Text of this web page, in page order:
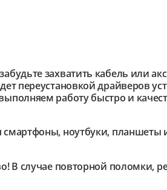
захватить кабель или
переустановкой драйверов
работу быстро и
ноутбуки, планшеты
В случае повторной поломки,